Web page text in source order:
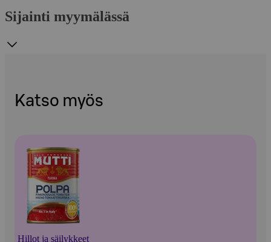
Sijainti myymälässä
Katso myös
Hillot ja säilykkeet